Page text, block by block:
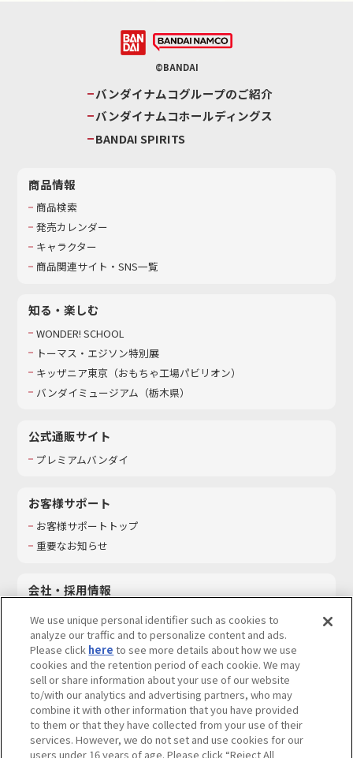
©BANDAI
バンダイナムコグループのご紹介
バンダイナムコホールディングス
BANDAI SPIRITS
商品情報
商品検索
発売カレンダー
キャラクター
商品関連サイト・SNS一覧
知る・楽しむ
WONDER! SCHOOL
トーマス・エジソン特別展
キッザニア東京（おもちゃ工場パビリオン）​
バンダイミュージアム（栃木県）
公式通販サイト
プレミアムバンダイ
お客様サポート
お客様サポートトップ
重要なお知らせ
会社・採用情報
採用情報
サステナビリティ
お問い合わせ
ウェブサイトご利用条件 ソーシャルメディアポリシー
We use unique personal identifier such as cookies to
analyze our traffic and to personalize content and ads.
Please click here to see more details about how we use
cookies and the retention period of each cookie. We may
sell or share information about your use of our website
to/with our analytics and advertising partners, who may
combine it with other information that you have provided
to them or that they have collected from your use of their
services. However, we do not set and use cookies for our
users under 16 years of age. Please click “Reject All